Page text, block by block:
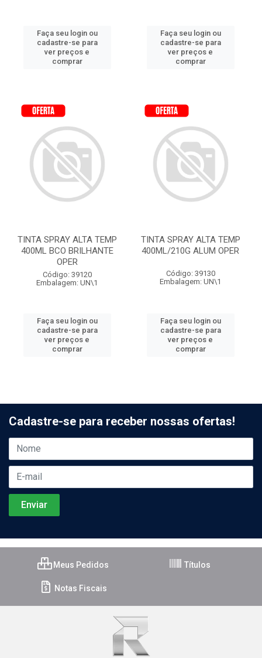
Faça seu login ou
cadastre-se para
ver preços e
comprar
Faça seu login ou
cadastre-se para
ver preços e
comprar
TINTA SPRAY ALTA TEMP
400ML BCO BRILHANTE
OPER
Código: 39120
Embalagem: UN\1
Faça seu login ou
cadastre-se para
ver preços e
comprar
TINTA SPRAY ALTA TEMP
400ML/210G ALUM OPER
Código: 39130
Embalagem: UN\1
Faça seu login ou
cadastre-se para
ver preços e
comprar
Cadastre-se para receber nossas ofertas!
Meus Pedidos Títulos
Notas Fiscais